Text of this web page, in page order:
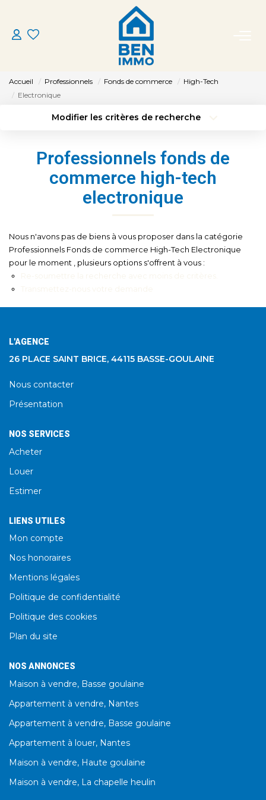
ACHETER
MON AGENCE
CONTACT
Accueil Professionnels Fonds de commerce
High-Tech
Electronique
Modifier les critères de recherche
Sélectionnez...
Type de bien
Surface min
Plus de critères
Professionnels fonds de
commerce high-tech
electronique
Nous n'avons pas de biens à vous proposer dans la catégorie
Professionnels Fonds de commerce High-Tech Electronique
pour le moment , plusieurs options s'offrent à vous :
L'AGENCE
26 PLACE SAINT BRICE, 44115 BASSE-GOULAINE
Nous contacter
Présentation
NOS SERVICES
Acheter
Louer
Estimer
LIENS UTILES
Mon compte
Nos honoraires
Mentions légales
Politique de confidentialité
Politique des cookies
Plan du site
NOS ANNONCES
Maison à vendre, Basse goulaine
Appartement à vendre, Nantes
Appartement à vendre, Basse goulaine
Appartement à louer, Nantes
Maison à vendre, Haute goulaine
Maison à vendre, La chapelle heulin